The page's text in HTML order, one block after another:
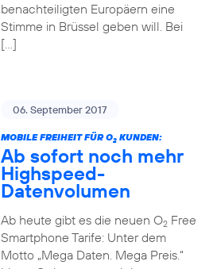
benachteiligten Europäern eine
Stimme in Brüssel geben will. Bei
[…]
06. September 2017
MOBILE FREIHEIT FÜR O2KUNDEN:
Ab sofort noch mehr
Highspeed-
Datenvolumen
Ab heute gibt es die neuen O2Free
Smartphone Tarife: Unter dem
Motto „Mega Daten. Mega Preis.“